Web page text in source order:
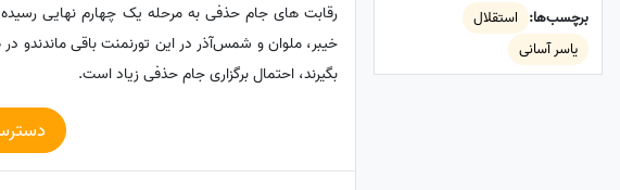
خیبر، ملوان و شمس‌آذر در این تورنمنت باقی ماندندو
بگیرند، احتمال برگزاری جام حذفی زیاد است.
برچسب‌ها: استقلال
یاسر آسانی